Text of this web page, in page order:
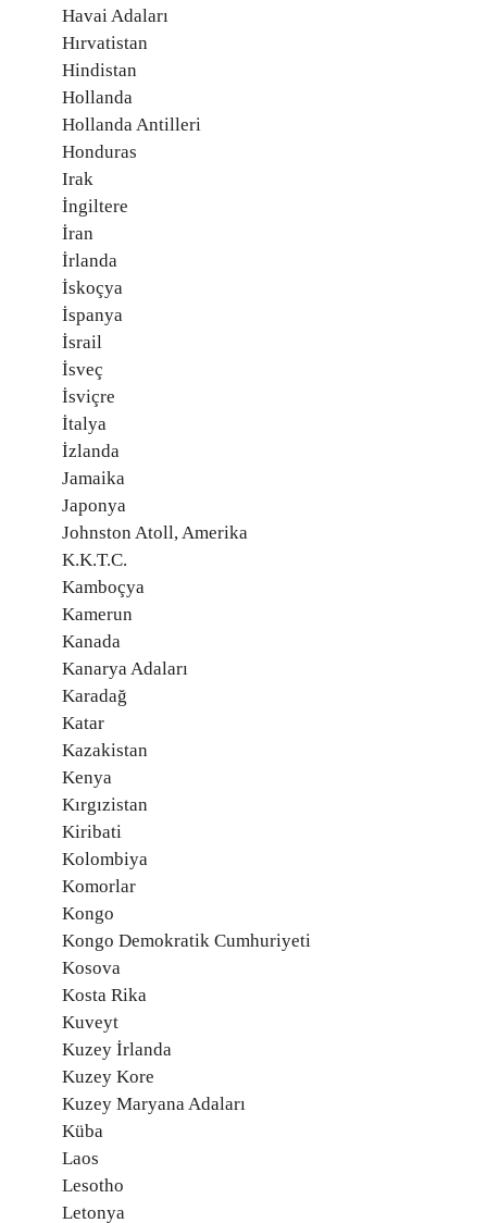
Havai Adaları
Hırvatistan
Hindistan
Hollanda
Hollanda Antilleri
Honduras
Irak
İngiltere
İran
İrlanda
İskoçya
İspanya
İsrail
İsveç
İsviçre
İtalya
İzlanda
Jamaika
Japonya
Johnston Atoll, Amerika
K.K.T.C.
Kamboçya
Kamerun
Kanada
Kanarya Adaları
Karadağ
Katar
Kazakistan
Kenya
Kırgızistan
Kiribati
Kolombiya
Komorlar
Kongo
Kongo Demokratik Cumhuriyeti
Kosova
Kosta Rika
Kuveyt
Kuzey İrlanda
Kuzey Kore
Kuzey Maryana Adaları
Küba
Laos
Lesotho
Letonya